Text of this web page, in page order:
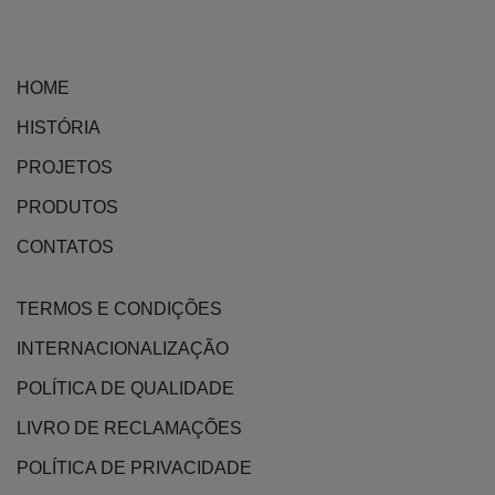
HOME
HISTÓRIA
PROJETOS
PRODUTOS
CONTATOS
TERMOS E CONDIÇÕES
INTERNACIONALIZAÇÃO
POLÍTICA DE QUALIDADE
LIVRO DE RECLAMAÇÕES
POLÍTICA DE PRIVACIDADE